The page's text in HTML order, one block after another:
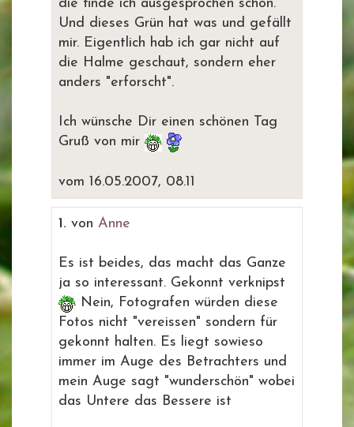
die finde ich ausgesprochen schön.
Und dieses Grün hat was und gefällt
mir. Eigentlich hab ich gar nicht auf
die Halme geschaut, sondern eher
anders "erforscht".
Ich wünsche Dir einen schönen Tag
Gruß von mir
vom 16.05.2007, 08.11
1. von Anne
Es ist beides, das macht das Ganze
ja so interessant. Gekonnt verknipst
Nein, Fotografen würden diese
Fotos nicht "vereissen" sondern für
gekonnt halten. Es liegt sowieso
immer im Auge des Betrachters und
mein Auge sagt "wunderschön" wobei
das Untere das Bessere ist